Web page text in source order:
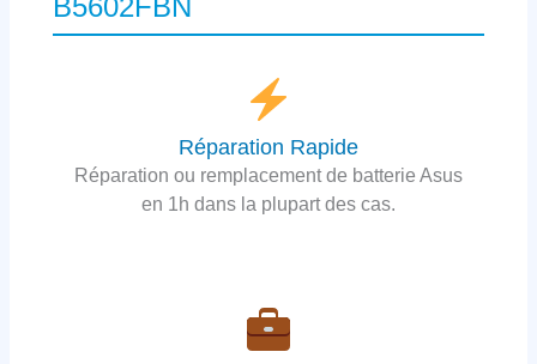
Réparation Rapide
Réparation ou remplacement de batterie Asus
en 1h dans la plupart des cas.